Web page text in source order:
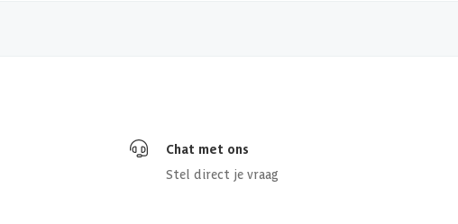
Chat met ons
Stel direct je vraag